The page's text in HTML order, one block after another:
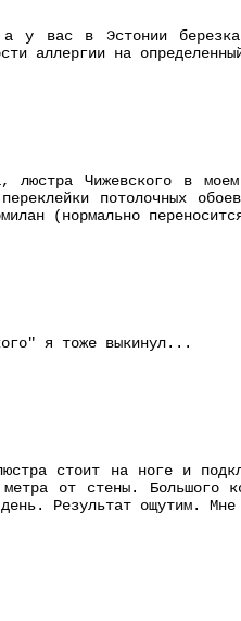
у вас в Эстонии березка
аллергии на
Чижевского в
переклейки потолочных
(нормально
я тоже выкинул...
стоит на ноге и
от стены. Большого
Результат ощутим. Мне